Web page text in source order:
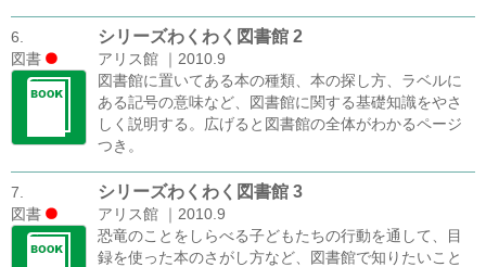
6.
図書
シリーズわくわく図書館 2
アリス館 ｜2010.9
図書館に置いてある本の種類、本の探し方、ラベルに
ある記号の意味など、図書館に関する基礎知識をやさ
しく説明する。広げると図書館の全体がわかるページ
つき。
7.
図書
シリーズわくわく図書館 3
アリス館 ｜2010.9
恐竜のことをしらべる子どもたちの行動を通して、目
録を使った本のさがし方など、図書館で知りたいこと